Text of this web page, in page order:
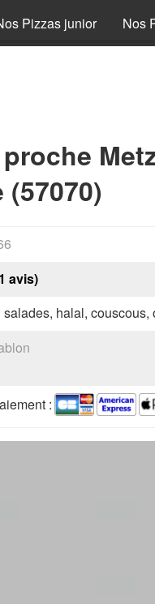
Pizzas junior Nos
avis)
salades, halal, couscous,
: